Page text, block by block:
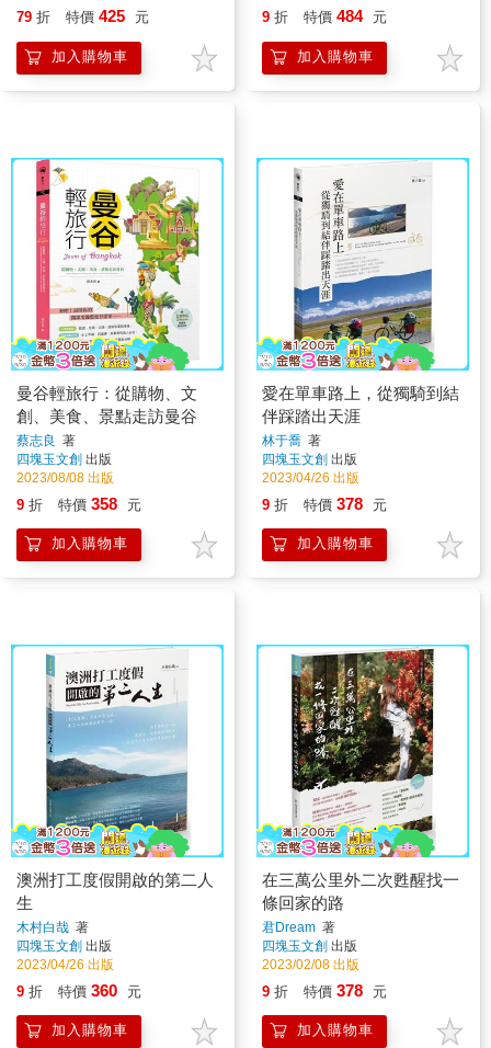
79 折 特價 425 元
加入購物車
9 折 特價 484 元
加入購物車
曼谷輕旅行：從購物、文
創、美食、景點走訪曼谷
蔡志良 著
四塊玉文創 出版
2023/08/08 出版
9 折 特價 358 元
加入購物車
愛在單車路上，從獨騎到結
伴踩踏出天涯
林于喬 著
四塊玉文創 出版
2023/04/26 出版
9 折 特價 378 元
加入購物車
澳洲打工度假開啟的第二人
生
木村白哉 著
四塊玉文創 出版
2023/04/26 出版
9 折 特價 360 元
加入購物車
在三萬公里外二次甦醒找一
條回家的路
君Dream 著
四塊玉文創 出版
2023/02/08 出版
9 折 特價 378 元
加入購物車